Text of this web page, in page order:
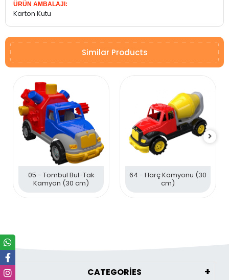
ÜRÜN AMBALAJI:
Karton Kutu
Similar Products
05 - Tombul Bul-Tak
Kamyon (30 cm)
64 - Harç Kamyonu (30
cm)
CATEGORİES